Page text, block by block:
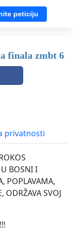
peticiju
finala zmbt 6
privatnosti
BOSNI I
POPLAVAMA,
ODRŽAVA SVOJ